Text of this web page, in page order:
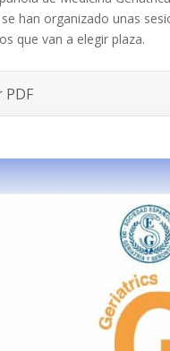
se han organizado unas
que van a elegir plaza.
PDF